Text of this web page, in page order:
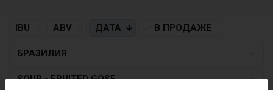
IBU ABV ДАТА В ПРОДАЖЕ
БРАЗИЛИЯ
SOUR - FRUITED GOSE